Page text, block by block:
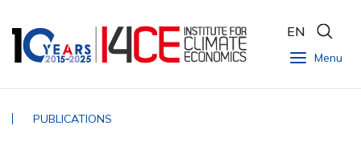
Menu
EN
PUBLICATIONS